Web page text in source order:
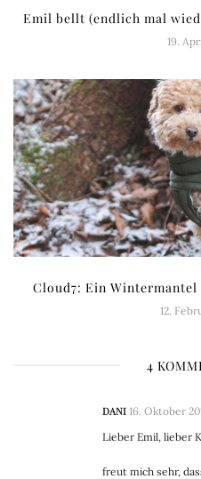
Emil bellt (endlich mal
19.
Cloud7: Ein
12.
4
DANI 16. Oktober
Lieber Emil, lieber
freut mich sehr,